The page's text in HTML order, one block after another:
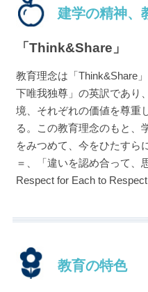
世田谷学園中学校
ブックマークした学校
ブックマークした学校は
建学の精神、
「Think&Share」
教育理念は「Think&Share
下唯我独尊」の英訳であり
境、それぞれの価値を尊重
る。この教育理念のもと、
をみつめて、今をひたすら
＝、「違いを認め合って、
Respect for Each to
教育の特色